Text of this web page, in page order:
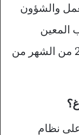
والشؤون
المعين
المتفرغ في الفترة بين 20 و 25 من الشهر من
نظام